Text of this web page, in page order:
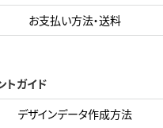
お支払い方法・送料
トガイド
デザインデータ作成方法